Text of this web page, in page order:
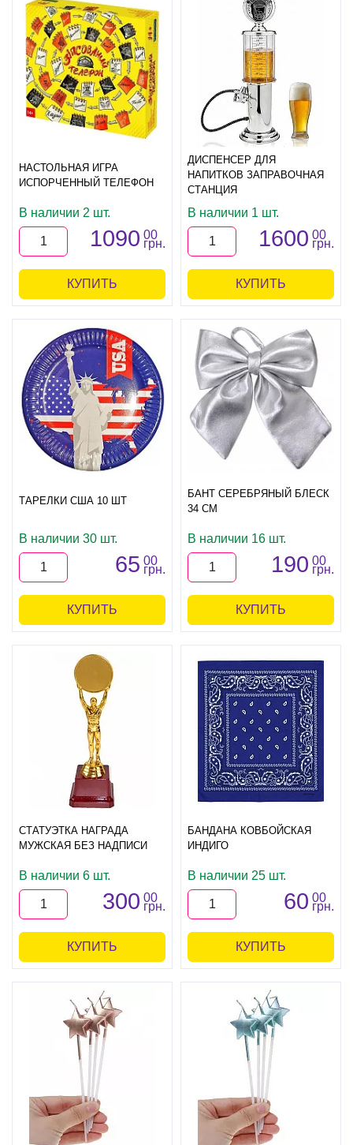
НАСТОЛЬНАЯ ИГРА
ИСПОРЧЕННЫЙ ТЕЛЕФОН
В наличии 2 шт.
1090 00
грн.
КУПИТЬ
ДИСПЕНСЕР ДЛЯ
НАПИТКОВ ЗАПРАВОЧНАЯ
СТАНЦИЯ
В наличии 1 шт.
1600 00
грн.
КУПИТЬ
ТАРЕЛКИ США 10 ШТ
В наличии 30 шт.
65 00
грн.
КУПИТЬ
БАНТ СЕРЕБРЯНЫЙ БЛЕСК
34 СМ
В наличии 16 шт.
190 00
грн.
КУПИТЬ
СТАТУЭТКА НАГРАДА
МУЖСКАЯ БЕЗ НАДПИСИ
В наличии 6 шт.
300 00
грн.
КУПИТЬ
БАНДАНА КОВБОЙСКАЯ
ИНДИГО
В наличии 25 шт.
60 00
грн.
КУПИТЬ